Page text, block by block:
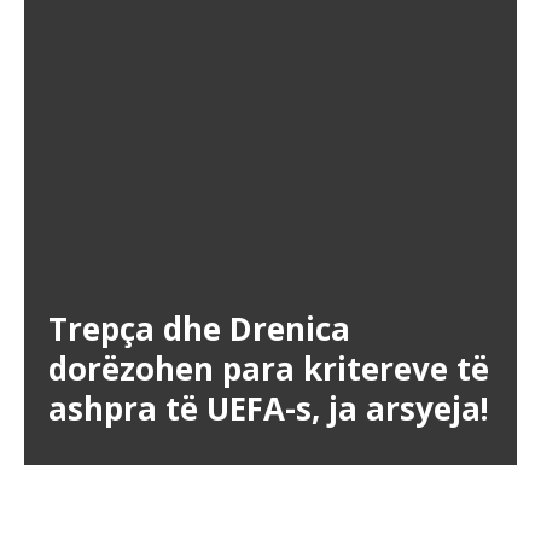
Trepça dhe Drenica
dorëzohen para kritereve të
ashpra të UEFA-s, ja arsyeja!